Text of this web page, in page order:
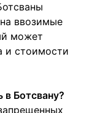
ввозимые
может
и стоимости
в Ботсвану?